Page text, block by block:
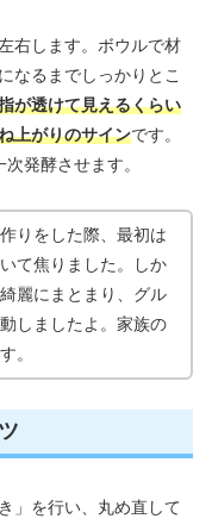
右します。ボウルで材
なるまでしっかりとこ
が透けて見えるくらい
上がりのサインです。
発酵させます。
りをした際、最初は
て焦りました。しか
麗にまとまり、グル
しましたよ。家族の
。
」を行い、丸め直して